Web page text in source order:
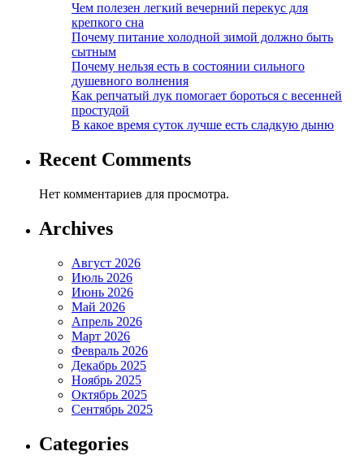
Чем полезен легкий вечерний перекус для
крепкого сна
Почему питание холодной зимой должно быть
сытным
Почему нельзя есть в состоянии сильного
душевного волнения
Как репчатый лук помогает бороться с весенней
простудой
В какое время суток лучше есть сладкую дыню
Recent Comments
Нет комментариев для просмотра.
Archives
Август 2026
Июль 2026
Июнь 2026
Май 2026
Апрель 2026
Март 2026
Февраль 2026
Декабрь 2025
Ноябрь 2025
Октябрь 2025
Сентябрь 2025
Categories